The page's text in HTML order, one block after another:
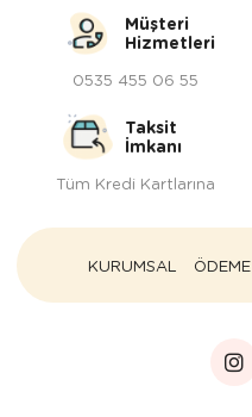
Müşteri
Hizmetleri
0535 455 06 55
Taksit
İmkanı
Tüm Kredi Kartlarına
KURUMSAL ÖDEME